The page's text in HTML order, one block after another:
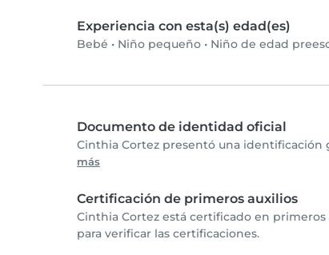
Experiencia con esta(s) edad(es)
Bebé • Niño pequeño • Niño de edad
Documento de identidad oficial
Cinthia Cortez presentó una
más
Certificación de primeros auxilios
Cinthia Cortez está certificado en
para verificar las certificaciones.